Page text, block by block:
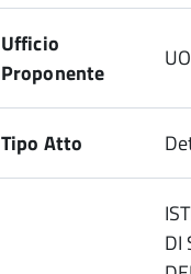
Ufficio
Proponente
Tipo Atto
DI